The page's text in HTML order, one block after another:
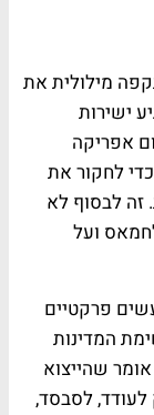
מילולית את
ישירות
אפריקה
לחקור את
זה לבסוף לא
ועל
פרקטיים
המדינות
שהייצוא
לסבסד,